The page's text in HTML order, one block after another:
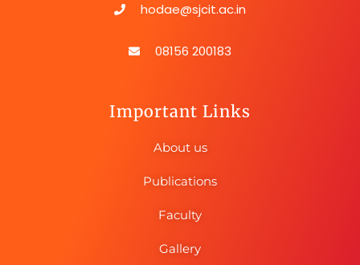
hodae@sjcit.ac.in
08156 200183
Important Links
About us
Publications
Faculty
Gallery